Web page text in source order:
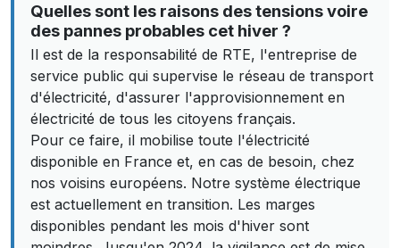
Quelles sont les raisons des tensions voire
des pannes probables cet hiver ?
Il est de la responsabilité de RTE, l'entreprise de
service public qui supervise le réseau de transport
d'électricité, d'assurer l'approvisionnement en
électricité de tous les citoyens français.
Pour ce faire, il mobilise toute l'électricité
disponible en France et, en cas de besoin, chez
nos voisins européens. Notre système électrique
est actuellement en transition. Les marges
disponibles pendant les mois d'hiver sont